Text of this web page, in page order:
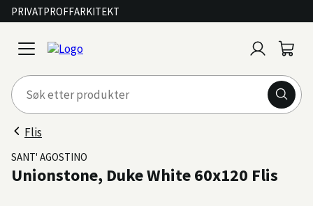
PRIVATPROFFARKITEKT
open
menu
inn
Flis
SANT' AGOSTINO
Unionstone, Duke White 60x120 Flis